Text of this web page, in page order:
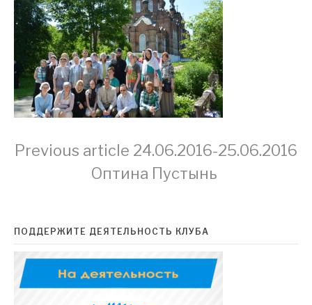
Continue
Reading
Previous article 24.06.2016-25.06.2016
Оптина Пустынь
ПОДДЕРЖИТЕ ДЕЯТЕЛЬНОСТЬ КЛУБА